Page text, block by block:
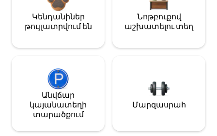
Կենդանիներ
թույլատրվում են
Նոթբուքով
աշխատելու տեղ
Անվճար
կայանատեղի
տարածքում
Մարզասրահ